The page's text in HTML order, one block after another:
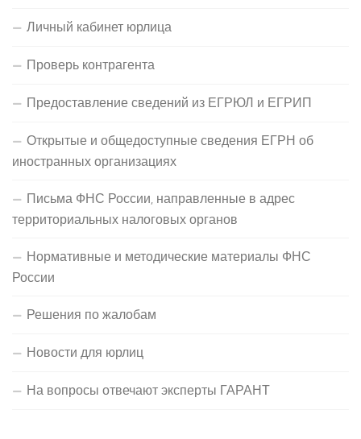
Личный кабинет юрлица
Проверь контрагента
Предоставление сведений из ЕГРЮЛ и ЕГРИП
Открытые и общедоступные сведения ЕГРН об
иностранных организациях
Письма ФНС России, направленные в адрес
территориальных налоговых органов
Нормативные и методические материалы ФНС
России
Решения по жалобам
Новости для юрлиц
На вопросы отвечают эксперты ГАРАНТ